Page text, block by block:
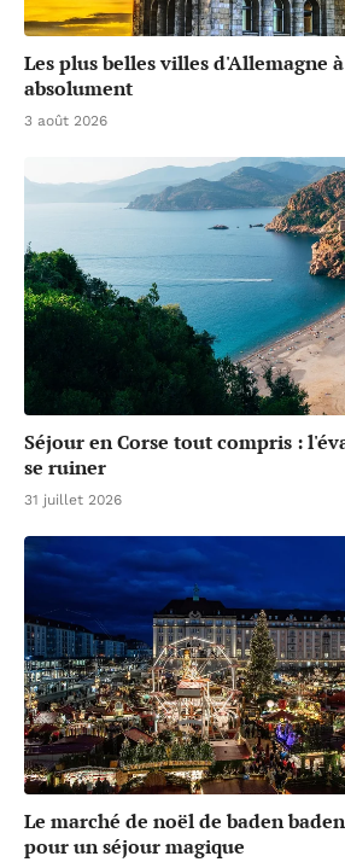
Les plus belles villes d'Allemagne
absolument
3 août 2026
Séjour en Corse tout compris :
se ruiner
31 juillet 2026
Le marché de noël de baden
pour un séjour magique